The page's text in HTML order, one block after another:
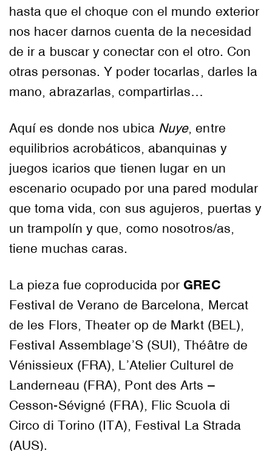
hasta que el choque con el mundo exterior
nos hacer darnos cuenta de la necesidad
de ir a buscar y conectar con el otro. Con
otras personas. Y poder tocarlas, darles la
mano, abrazarlas, compartirlas…
Aquí es donde nos ubica Nuye, entre
equilibrios acrobáticos, abanquinas y
juegos icarios que tienen lugar en un
escenario ocupado por una pared modular
que toma vida, con sus agujeros, puertas y
un trampolín y que, como nosotros/as,
tiene muchas caras.
La pieza fue coproducida porGREC
Festival de Verano de Barcelona, Mercat
de les Flors, Theater op de Markt (BEL),
Festival Assemblage’S (SUI), Théâtre de
Vénissieux (FRA), L’Atelier Culturel de
Landerneau (FRA), Pont des Arts –
Cesson-Sévigné (FRA), Flic Scuola di
Circo di Torino (ITA), Festival La Strada
(AUS).